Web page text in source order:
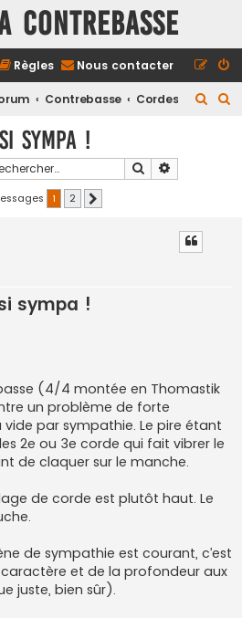
CONTREBASSE
Règles Nous contacter
Contrebasse Cordes
sympa !
Rechercher
1 2
sympa !
(4/4 montée en Thomastik
un problème de forte
par sympathie. Le pire étant
2e ou 3e corde qui fait vibrer le
de claquer sur le manche.
de corde est plutôt haut. Le
de sympathie est courant, c’est
et de la profondeur aux
juste, bien sûr).